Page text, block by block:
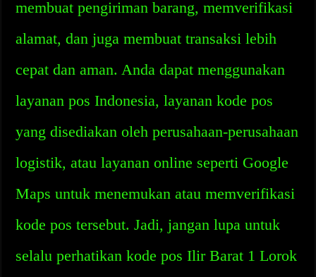
membuat pengiriman barang, memverifikasi
alamat, dan juga membuat transaksi lebih
cepat dan aman. Anda dapat menggunakan
layanan pos Indonesia, layanan kode pos
yang disediakan oleh perusahaan-perusahaan
logistik, atau layanan online seperti Google
Maps untuk menemukan atau memverifikasi
kode pos tersebut. Jadi, jangan lupa untuk
selalu perhatikan kode pos Ilir Barat 1 Lorok